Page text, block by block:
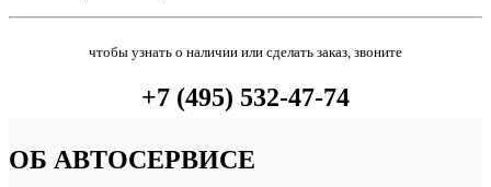
чтобы узнать о наличии или сделать заказ, звоните
+7 (495) 532-47-74
ОБ АВТОСЕРВИСЕ